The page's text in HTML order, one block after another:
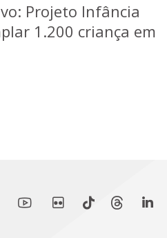
Projeto Infância
1.200 criança em